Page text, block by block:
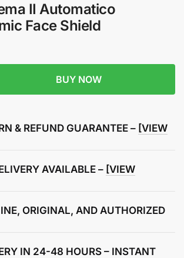
II Automatico
Face Shield
BUY NOW
& REFUND GUARANTEE – [VIEW
AVAILABLE – [VIEW
ORIGINAL, AND AUTHORIZED
IN 24-48 HOURS – INSTANT